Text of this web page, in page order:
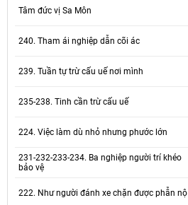
Tâm đức vị Sa Môn
240. Tham ái nghiệp dẫn cõi ác
239. Tuần tự trừ cấu uế nơi mình
235-238. Tinh cần trừ cấu uế
224. Việc làm dù nhỏ nhưng phước lớn
231-232-233-234. Ba nghiệp người trí khéo
bảo vệ
222. Như người đánh xe chặn được phẫn nộ